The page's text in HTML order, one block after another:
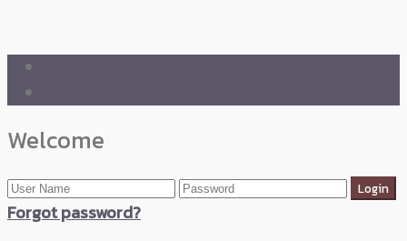
Welcome
Forgot password?